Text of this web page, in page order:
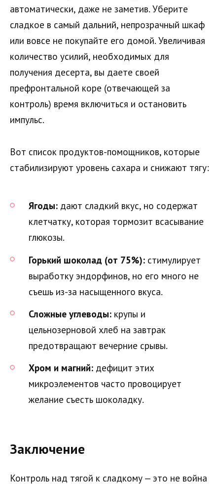
автоматически, даже не заметив. Уберите
сладкое в самый дальний, непрозрачный шкаф
или вовсе не покупайте его домой. Увеличивая
количество усилий, необходимых для
получения десерта, вы даете своей
префронтальной коре (отвечающей за
контроль) время включиться и остановить
импульс.
Вот список продуктов-помощников, которые
стабилизируют уровень сахара и снижают тягу:
Ягоды: дают сладкий вкус, но содержат
клетчатку, которая тормозит всасывание
глюкозы.
Горький шоколад (от 75%): стимулирует
выработку эндорфинов, но его много не
съешь из-за насыщенного вкуса.
Сложные углеводы: крупы и
цельнозерновой хлеб на завтрак
предотвращают вечерние срывы.
Хром и магний: дефицит этих
микроэлементов часто провоцирует
желание съесть шоколадку.
Заключение
Контроль над тягой к сладкому — это не война